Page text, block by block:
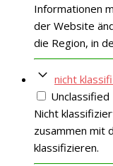
Informationen
der Website
die Region, in
nicht
Unclassified
Nicht
zusammen mit
klassifizieren.